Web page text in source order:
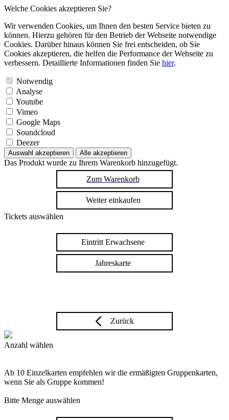
Welche Cookies akzeptieren Sie?
Wir verwenden Cookies, um Ihnen den besten Service bieten zu
können. Hierzu gehören für den Betrieb der Webseite notwendige
Cookies. Darüber hinaus können Sie frei entscheiden, ob Sie
Cookies akzeptieren, die helfen die Performance der Webseite zu
verbessern. Detaillierte Informationen finden Sie hier.
Notwendig
Analyse
Youtube
Vimeo
Google Maps
Soundcloud
Deezer
Auswahl akzeptieren Alle akzeptieren
Das Produkt wurde zu Ihrem Warenkorb hinzugefügt.
Zum Warenkorb
Weiter einkaufen
Tickets auswählen
Eintritt Erwachsene
Jahreskarte
Zurück
Anzahl wählen
Ab 10 Einzelkarten empfehlen wir die ermäßigten Gruppenkarten,
wenn Sie als Gruppe kommen!
Bitte Menge auswählen